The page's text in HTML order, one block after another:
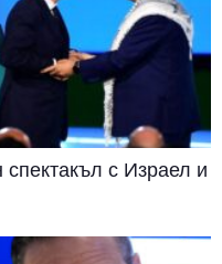
с Израел и